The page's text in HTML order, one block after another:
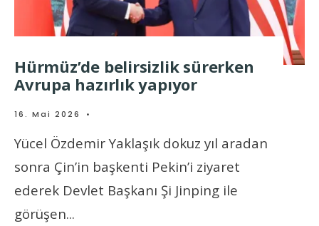
Hürmüz’de belirsizlik sürerken
Avrupa hazırlık yapıyor
16. Mai 2026 •
Yücel Özdemir Yaklaşık dokuz yıl aradan
sonra Çin’in başkenti Pekin’i ziyaret
ederek Devlet Başkanı Şi Jinping ile
görüşen...